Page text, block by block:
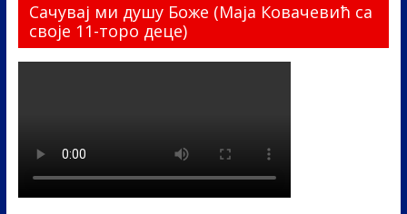
Сачувај ми душу Боже (Маја Ковачевић са
своје 11-торо деце)